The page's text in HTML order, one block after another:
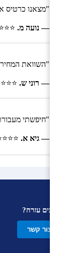
"מצאנו כרטיס
— נועה מ.
"השוואת המחירים הצילה
— רוני ש.
"חיפשתי
— גיא א.
צריכים עזרה?
צור קשר